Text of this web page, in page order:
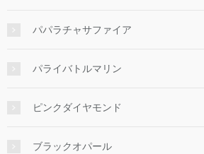
パパラチャサファイア
パライバトルマリン
ピンクダイヤモンド
ブラックオパール